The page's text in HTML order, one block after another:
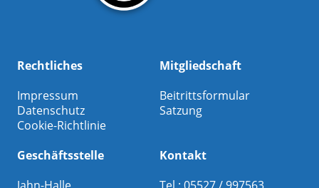
Rechtliches
Impressum
Datenschutz
Cookie-Richtlinie
Mitgliedschaft
Beitrittsformular
Satzung
Geschäftsstelle
Kontakt